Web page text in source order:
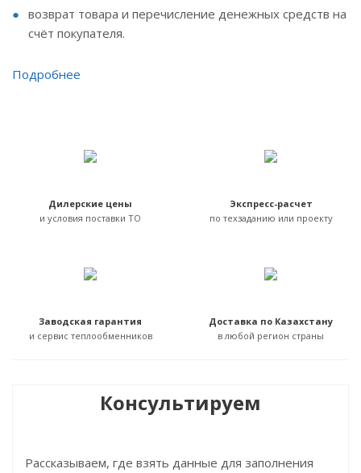
возврат товара и перечисление денежных средств на
счёт покупателя.
Подробнее
Дилерские цены
и условия поставки ТО
Экспресс-расчет
по техзаданию или проекту
Заводская гарантия
и сервис теплообменников
Доставка по Казахстану
в любой регион страны
Консультируем
Рассказываем, где взять данные для заполнения